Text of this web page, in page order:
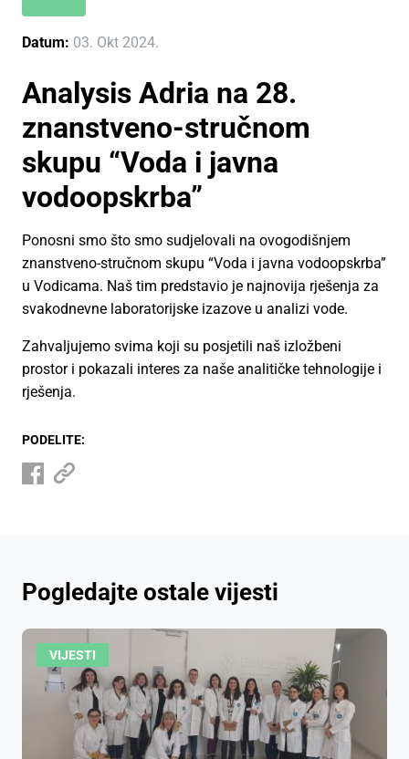
Datum: 03. Okt 2024.
Analysis Adria na 28.
znanstveno-stručnom
skupu “Voda i javna
vodoopskrba”
Ponosni smo što smo sudjelovali na ovogodišnjem
znanstveno-stručnom skupu “Voda i javna vodoopskrba”
u Vodicama. Naš tim predstavio je najnovija rješenja za
svakodnevne laboratorijske izazove u analizi vode.
Zahvaljujemo svima koji su posjetili naš izložbeni
prostor i pokazali interes za naše analitičke tehnologije i
rješenja.
PODELITE:
Pogledajte ostale vijesti
VIJESTI